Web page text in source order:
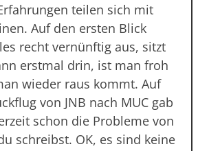
teilen sich mit
Auf den ersten Blick
recht vernünftig aus, sitzt
erstmal drin, ist man froh
wieder raus kommt. Auf
von JNB nach MUC gab
schon die Probleme von
schreibst. OK, es sind keine